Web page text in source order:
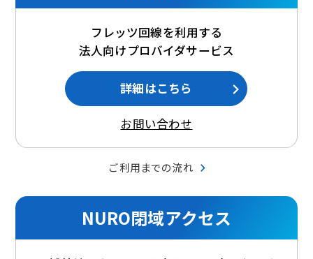
フレッツ回線を利用する
法人向けプロバイダサービス
詳細はこちら
お問い合わせ
ご利用までの流れ
NURO閉域アクセス